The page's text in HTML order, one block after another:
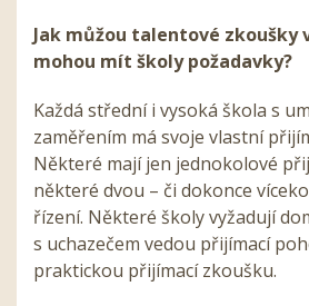
Jak můžou talentové zkoušky
mohou mít školy požadavky?
Každá střední i vysoká škola s
zaměřením má svoje vlastní
Některé mají jen jednokolové
některé dvou – či dokonce
řízení. Některé školy vyžadují
s uchazečem vedou přijímací
praktickou přijímací zkoušku.